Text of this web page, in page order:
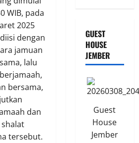
WIB, pada
2025
dengan
jamuan
lalu
bersama,
dan
tersebut.
GUEST
HOUSE
JEMBER
Guest
House
Jember